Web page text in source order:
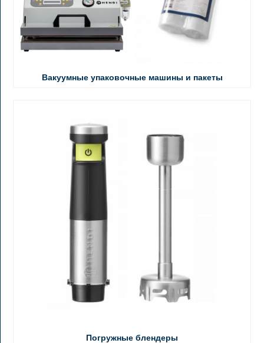
Вакуумные упаковочные машины и пакеты
Погружные блендеры